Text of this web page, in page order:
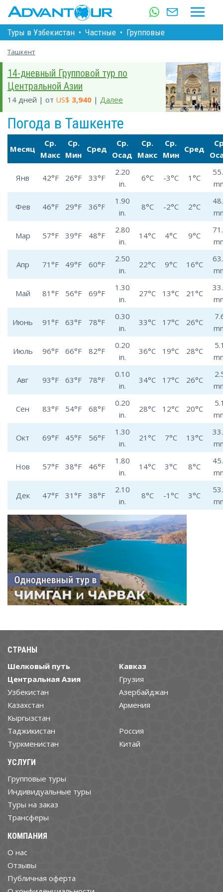
Туры в Узбекистан • Частные • Групповые
Ташкент
14-дневный Групповой тур по
Центральной Азии
14 дней | от US$ 3,940 | Далее
Погода в Ташкенте
Месяц
Ср.
Макс
Ср.
Мин
Сред
Ср.
Осад
Ср.
Макс
Ср.
Мин
Сред
Янв 42°F 26°F 33°F
2.20
in.
6°C -3°C 1°C
Фев 46°F 29°F 36°F
1.90
in.
8°C -2°C 2°C
Мар 57°F 39°F 48°F
2.80
in.
14°C 4°C 9°C
Апр 71°F 49°F 60°F
2.50
in.
22°C 9°C 16°C
Май 81°F 56°F 69°F
1.30
in.
27°C 13°C 21°C
Июнь 91°F 63°F 78°F
0.30
in.
33°C 17°C 26°C
Июль 96°F 66°F 82°F
0.20
in.
36°C 19°C 28°C
Авг 93°F 63°F 78°F
0.10
in.
34°C 17°C 26°C
Сен 83°F 54°F 68°F
0.20
in.
28°C 12°C 20°C
Окт 69°F 45°F 56°F
1.30
in.
21°C 7°C 13°C
Нов 57°F 38°F 46°F
1.80
in.
14°C 3°C 8°C
Дек 47°F 31°F 38°F
2.10
in.
8°C -1°C 3°C
СТРАНЫ
Шелковый путь
Центральная Азия
Узбекистан
Казахстан
Кыргызстан
Таджикистан
Туркменистан
Кавказ
Грузия
Азербайджан
Армения
Россия
Китай
УСЛУГИ
Групповые туры
Индивидуальные туры
Туры на заказ
Трансферы
КОМПАНИЯ
О нас
Отзывы
Публичная оферта